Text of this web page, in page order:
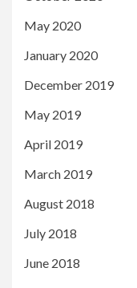
May 2020
January 2020
December 2019
May 2019
April 2019
March 2019
August 2018
July 2018
June 2018